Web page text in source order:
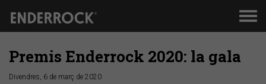
Premis Enderrock 2020: la gala
Divendres, 6 de març de 2020